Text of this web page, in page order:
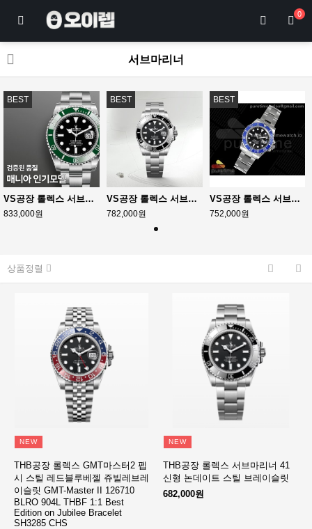
0
서브마리너
BEST
VS공장 롤렉스 서브마리너 41 스타벅스 그린 스틸 브레이슬릿 Submariner 41mm 126610 LV Kermit 904L Steel VSF 1:1 Best Edition VS3235
833,000원
BEST
VS공장 롤렉스 서브마리너 41 신형 블랙데이트 브레이슬릿 Submariner 41mm 126610 LN Black Ceramic 904L Steel VSF 1:1 Best Edition VS3235
782,000원
BEST
VS공장 롤렉스 서브마리너 41 쿠키몬스터 블루 스틸 오이스터브레이슬릿 3235 Submariner 41mm 126619 LB Blue Ceramic 904L Steel VSF 1:1 Best Edition VS3235
752,000원
상품정렬
NEW
THB공장 롤렉스 GMT마스터2 펩
시 스틸 레드블루베젤 쥬빌레브레
이슬릿 GMT-Master II 126710
BLRO 904L THBF 1:1 Best
Edition on Jubilee Bracelet
SH3285 CHS
NEW
THB공장 롤렉스 서브마리너 41
신형 논데이트 스틸 브레이슬릿
682,000원